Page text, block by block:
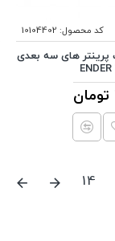
کد محصول: 10104402
پرینتر های سه بعدی
14